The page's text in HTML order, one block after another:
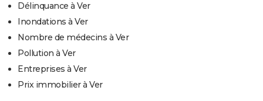
Délinquance à Ver
Inondations à Ver
Nombre de médecins à Ver
Pollution à Ver
Entreprises à Ver
Prix immobilier à Ver